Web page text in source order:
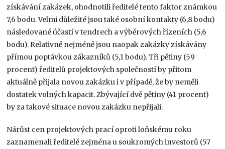
získávání zakázek, ohodnotili ředitelé tento faktor známkou
7,6 bodu. Velmi důležité jsou také osobní kontakty (6,8 bodu)
následované účastí v tendrech a výběrových řízeních (5,6
bodu). Relativně nejméně jsou naopak zakázky získávány
přímou poptávkou zákazníků (5,1 bodu). Tři pětiny (59
procent) ředitelů projektových společností by přitom
aktuálně přijala novou zakázku i v případě, že by neměli
dostatek volných kapacit. Zbývající dvě pětiny (41 procent)
by za takové situace novou zakázku nepřijali.
Nárůst cen projektových prací oproti loňskému roku
zaznamenali ředitelé zejména u soukromých investorů (57